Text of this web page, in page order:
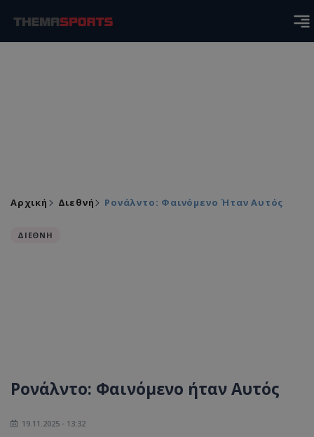
Αρχική Διεθνή Ρονάλντο: Φαινόμενο Ήταν Αυτός
ΔΙΕΘΝΗ
Ρονάλντο: Φαινόμενο ήταν Αυτός
19.11.2025 - 13:32